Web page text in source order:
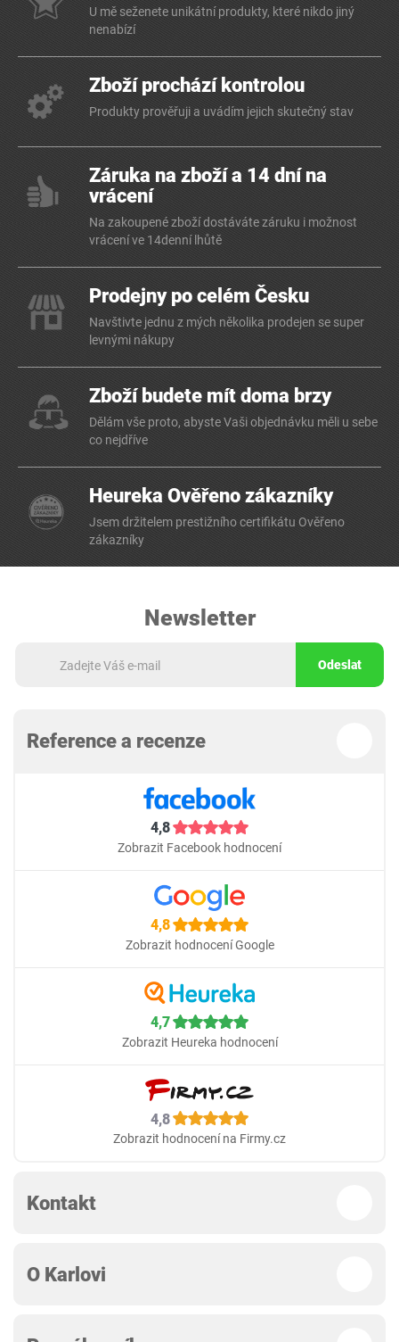
U mě seženete unikátní produkty, které nikdo jiný
nenabízí
Zboží prochází kontrolou
Produkty prověřuji a uvádím jejich skutečný stav
Záruka na zboží a 14 dní na
vrácení
Na zakoupené zboží dostáváte záruku i možnost
vrácení ve 14denní lhůtě
Prodejny po celém Česku
Navštivte jednu z mých několika prodejen se super
levnými nákupy
Zboží budete mít doma brzy
Dělám vše proto, abyste Vaši objednávku měli u sebe
co nejdříve
Heureka Ověřeno zákazníky
Jsem držitelem prestižního certifikátu Ověřeno
zákazníky
Newsletter
Odeslat
Reference a recenze
4,8
Zobrazit Facebook hodnocení
4,8
Zobrazit hodnocení Google
4,7
Zobrazit Heureka hodnocení
4,8
Zobrazit hodnocení na Firmy.cz
Kontakt
O Karlovi